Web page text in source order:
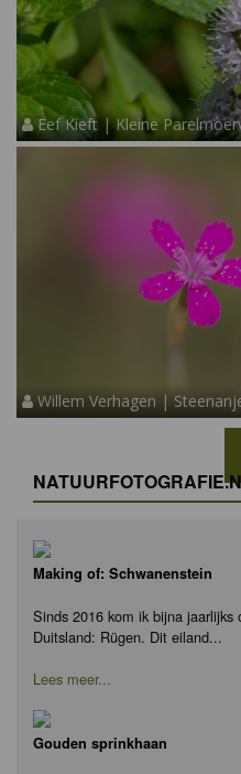
Eef Kieft | Kleine
Willem Verhagen |
Making of: Schwanenstein
Sinds 2016 kom ik bijna jaarlijks
Duitsland: Rügen. Dit eiland...
Lees meer...
Gouden sprinkhaan